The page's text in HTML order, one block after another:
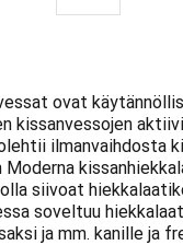
ovat
kissanvessojen
ilmanvaihdosta
Moderna
siivoat
soveltuu
ja mm. kanille ja